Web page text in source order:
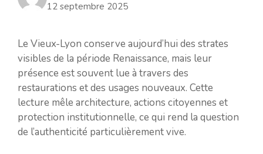
12 septembre 2025
Le Vieux-Lyon conserve aujourd’hui des strates
visibles de la période Renaissance, mais leur
présence est souvent lue à travers des
restaurations et des usages nouveaux. Cette
lecture mêle architecture, actions citoyennes et
protection institutionnelle, ce qui rend la question
de l’authenticité particulièrement vive.